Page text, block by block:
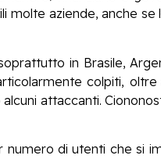
molte aziende, anche
in Brasile,
colpiti,
attaccanti.
numero di utenti che si